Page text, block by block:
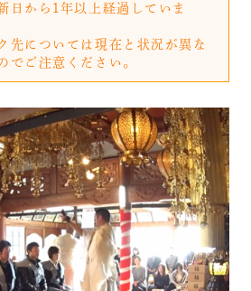
日から1年以上経過していま
先については現在と状況が異な
でご注意ください。